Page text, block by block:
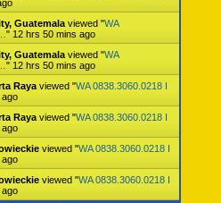
Guatemala viewed "WA
" 12 hrs 50 mins ago
Guatemala viewed "WA
" 12 hrs 50 mins ago
Raya viewed "WA 0838.3060.0218 I
ago
Raya viewed "WA 0838.3060.0218 I
ago
viewed "WA 0838.3060.0218 I
viewed "WA 0838.3060.0218 I